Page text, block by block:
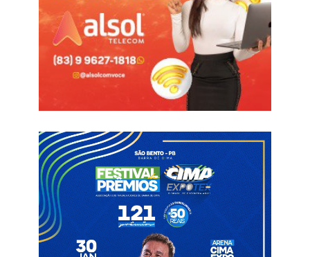
disputar a Série D do Brasileiro no segundo semestre. Já o
Nacional, ficou na na 5ª colocação, com 14 pontos, perdendo
a vaga para o Serra Branca pelos critérios técnicos, deve
disputar a Copa Paraíba.
Rodolfo; Ryan (Juninho Piancó), Lucas Rocha, Yan e Luan;
Gustavo Petrocelli (Lucas Vieira), Marquinhos (Pedro Igor) e
Hugo Borges (Gustavo Brinquedo); Jean Carlo, Silvano (Vinícius
Bala) e Rafael Tanque. Técnico- Roberto Fernandes
Nacional de Patos